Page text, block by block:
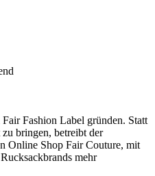
Fashion Label gründen. Statt
bringen, betreibt der
Online Shop Fair Couture, mit
mehr